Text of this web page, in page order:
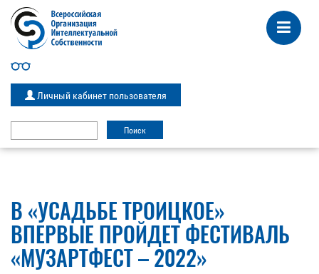
Личный кабинет пользователя
В «УСАДЬБЕ ТРОИЦКОЕ»
ВПЕРВЫЕ ПРОЙДЕТ ФЕСТИВАЛЬ
«МУЗАРТФЕСТ – 2022»